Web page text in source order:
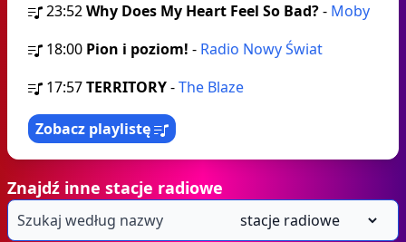
23:52Why Does My Heart Feel So Bad?- Moby
18:00 Pion i poziom! - Radio Nowy Świat
17:57TERRITORY-The Blaze
Zobacz playlistę
Znajdź inne stacje radiowe